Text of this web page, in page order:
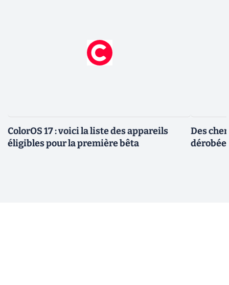
ColorOS 17 : voici la liste des appareils
éligibles pour la première bêta
Des